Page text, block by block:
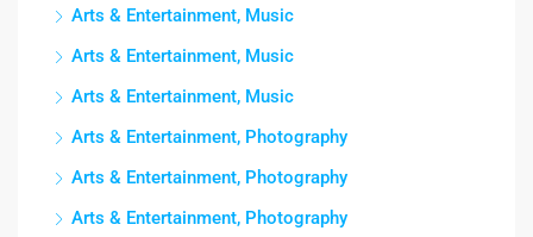
Arts & Entertainment, Music
Arts & Entertainment, Music
Arts & Entertainment, Music
Arts & Entertainment, Photography
Arts & Entertainment, Photography
Arts & Entertainment, Photography